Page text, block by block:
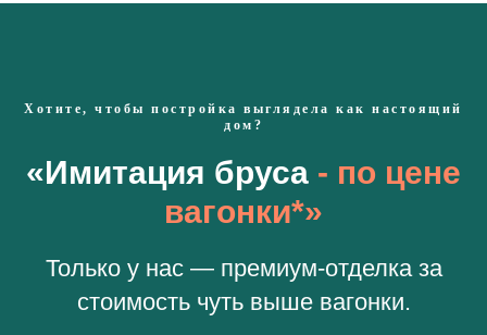
Хотите, чтобы постройка выглядела как настоящий
дом?
«Имитация бруса - по цене
вагонки*»
Только у нас — премиум-отделка за
стоимость чуть выше вагонки.